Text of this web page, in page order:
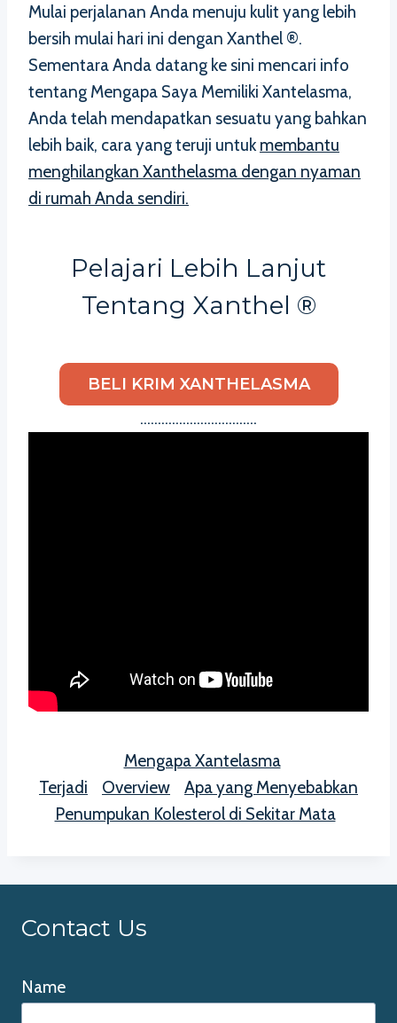
Mulai perjalanan Anda menuju kulit yang lebih
bersih mulai hari ini dengan Xanthel ®.
Sementara Anda datang ke sini mencari info
tentang Mengapa Saya Memiliki Xantelasma,
Anda telah mendapatkan sesuatu yang bahkan
lebih baik, cara yang teruji untuk membantu
menghilangkan Xanthelasma dengan nyaman
di rumah Anda sendiri.
Pelajari Lebih Lanjut
Tentang Xanthel ®
BELI KRIM XANTHELASMA
……………………………
Mengapa Xantelasma
Terjadi
Overview
Apa yang Menyebabkan
Penumpukan Kolesterol di Sekitar Mata
Contact Us
Name